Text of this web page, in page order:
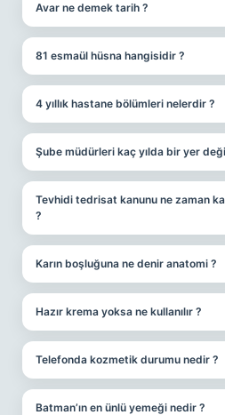
Avar ne demek tarih ?
81 esmaül hüsna hangisidir ?
4 yıllık hastane bölümleri nelerdir ?
Şube müdürleri kaç yılda bir yer
Tevhidi tedrisat kanunu ne zaman
?
Karın boşluğuna ne denir anatomi ?
Hazır krema yoksa ne kullanılır ?
Telefonda kozmetik durumu nedir ?
Batman’ın en ünlü yemeği nedir ?